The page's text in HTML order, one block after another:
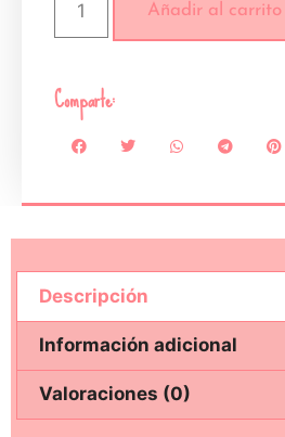
Añadir al carrito
Comparte:
Descripción
Información adicional
Valoraciones (0)